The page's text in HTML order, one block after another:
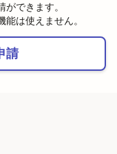
ができます。
は使えません。
請